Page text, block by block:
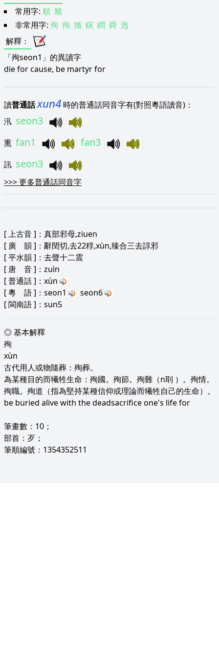
常用字: 順 顺
非常用字: 侚 徇 揗 瞚 瞤 舜 迿
解釋 ：
「殉seon1」的異讀字
die for cause, be martyr for
讀普通話xun4 時的普通話同音字有(對照粵語讀音)：
汛 seon3
熏 fan1 fan3
訊 seon3
>>>更多普通話同音字
[上古音]：真部邪母,ziuen
[ 廣 韻 ]：辭閏切,去22稕,xùn,臻合三去諄邪
[平水韻 ]：去聲十二震
[ 唐 音]：zuìn
[普通話]：xùn
[粵 語]：seon1
seon6
[閩南語]：sun5
◎ 基本解釋
殉
xùn
古代用人或物隨葬：殉葬。
為某種目的而犧牲生命：殉國。殉節。殉難（n刵 ）。殉情。
殉職。殉道（指為堅持某種信仰或理論而犧牲自己的生命）。
be buried alive with the deadsacrifice one's life for
筆畫數：10；
部首：歹；
筆順編號：1354352511